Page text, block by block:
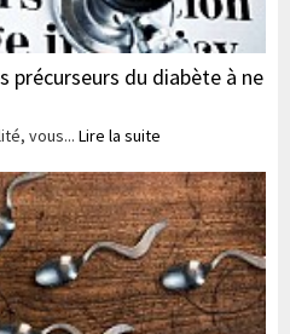
précurseurs du diabète à ne
vous... Lire la suite